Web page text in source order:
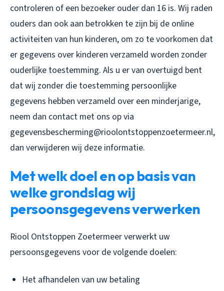
controleren of een bezoeker ouder dan 16 is. Wij raden
ouders dan ook aan betrokken te zijn bij de online
activiteiten van hun kinderen, om zo te voorkomen dat
er gegevens over kinderen verzameld worden zonder
ouderlijke toestemming. Als u er van overtuigd bent
dat wij zonder die toestemming persoonlijke
gegevens hebben verzameld over een minderjarige,
neem dan contact met ons op via
gegevensbescherming@rioolontstoppenzoetermeer.nl,
dan verwijderen wij deze informatie.
Met welk doel en op basis van
welke grondslag wij
persoonsgegevens verwerken
Riool Ontstoppen Zoetermeer verwerkt uw
persoonsgegevens voor de volgende doelen:
Het afhandelen van uw betaling